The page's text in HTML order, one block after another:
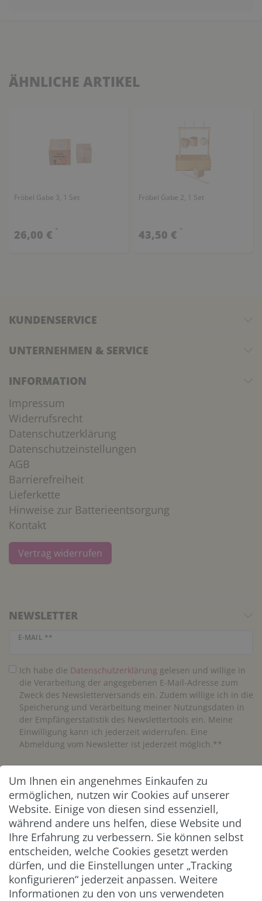
ÄHNLICHE ARTIKEL
Fröbel Gabe 3, 1 Set
26,00 € *
Fröbel Gabe 2, 1 Set
43,50 € *
KUNDENSERVICE
UNTERNEHMEN & SERVICE
INFORMATION
Impressum
Widerrufsrecht
Datenschutzerklärung
Datenschutzeinstellungen
AGB
Barrierefreiheit
Lieferkette
Hinweise zur Batterieentsorgung
Kontakt
Vertrag widerrufen
NEWSLETTER
E-MAIL **
Newsletter Honig
Ich habe die Daten­schutz­erklärung gelesen und willige in
die Verarbeitung der angegebenen E-Mail-Adresse zum
Zweck des Newsletterversands ein. Zudem willige ich in die
Speicherung und Verarbeitung meiner Nutzungsdaten in
der Empfängerstatistik des Newslettertools ein. Meine
Einwilligung kann ich jederzeit widerrufen. Eine
Abmeldung vom Newsletter ist jederzeit möglich.**
Abonnieren
** Hierbei handelt es sich um ein Pflichtfeld.
ZAHLUNG & VERSAND
Um Ihnen ein angenehmes Einkaufen zu
ermöglichen, nutzen wir Cookies auf unserer
Website. Einige von diesen sind essenziell,
während andere uns helfen, diese Website und
Ihre Erfahrung zu verbessern. Sie können selbst
entscheiden, welche Cookies gesetzt werden
dürfen, und die Einstellungen unter „Tracking
konfigurieren“ jederzeit anpassen. Weitere
Informationen zu den von uns verwendeten